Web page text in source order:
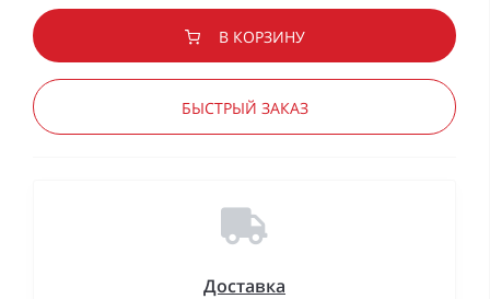
В КОРЗИНУ
БЫСТРЫЙ ЗАКАЗ
Доставка